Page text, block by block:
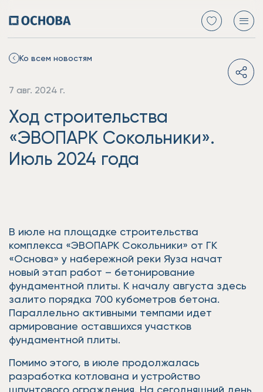
Ко всем новостям
7 авг. 2024 г.
Ход строительства
«ЭВОПАРК Сокольники».
Июль 2024 года
В июле на площадке строительства
комплекса «ЭВОПАРК Сокольники» от ГК
«Основа» у набережной реки Яуза начат
новый этап работ – бетонирование
фундаментной плиты. К началу августа здесь
залито порядка 700 кубометров бетона.
Параллельно активными темпами идет
армирование оставшихся участков
фундаментной плиты.
Помимо этого, в июле продолжалась
разработка котлована и устройство
шпунтового ограждения. На сегодняшний день